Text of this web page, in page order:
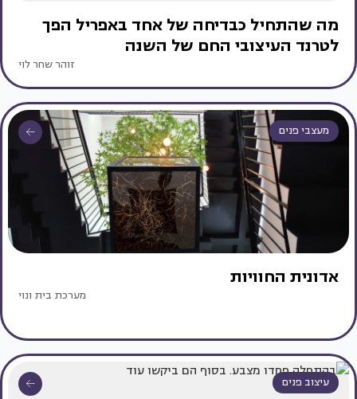
מה שהתחיל כבדיחה של אחד באפריל הפך
לטרנד העיצובי החם של השנה
זוהר שחר לוי
מעצבי פנים
אדונית החוויות
מערכת בית ונוי
עיצוב פנים